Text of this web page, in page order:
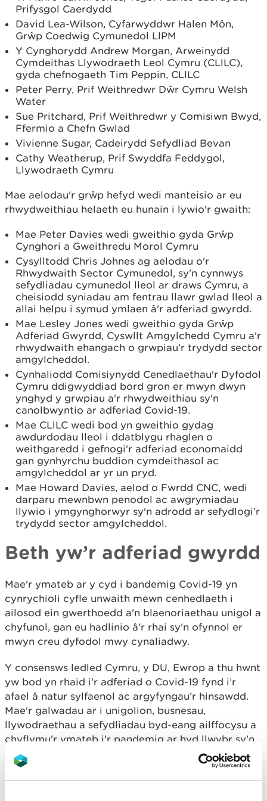
Prifysgol Caerdydd
David Lea-Wilson, Cyfarwyddwr Halen Môn,
Grŵp Coedwig Cymunedol LlPM
Y Cynghorydd Andrew Morgan, Arweinydd
Cymdeithas Llywodraeth Leol Cymru (CLlLC),
gyda chefnogaeth Tim Peppin, CLlLC
Peter Perry, Prif Weithredwr Dŵr Cymru Welsh
Water
Sue Pritchard, Prif Weithredwr y Comisiwn Bwyd,
Ffermio a Chefn Gwlad
Vivienne Sugar, Cadeirydd Sefydliad Bevan
Cathy Weatherup, Prif Swyddfa Feddygol,
Llywodraeth Cymru
Mae aelodau'r grŵp hefyd wedi manteisio ar eu
rhwydweithiau helaeth eu hunain i lywio'r gwaith:
Mae Peter Davies wedi gweithio gyda Grŵp
Cynghori a Gweithredu Morol Cymru
Cysylltodd Chris Johnes ag aelodau o'r
Rhwydwaith Sector Cymunedol, sy'n cynnwys
sefydliadau cymunedol lleol ar draws Cymru, a
cheisiodd syniadau am fentrau llawr gwlad lleol a
allai helpu i symud ymlaen â'r adferiad gwyrdd.
Mae Lesley Jones wedi gweithio gyda Grŵp
Adferiad Gwyrdd, Cyswllt Amgylchedd Cymru a'r
rhwydwaith ehangach o grwpiau’r trydydd sector
amgylcheddol.
Cynhaliodd Comisiynydd Cenedlaethau'r Dyfodol
Cymru ddigwyddiad bord gron er mwyn dwyn
ynghyd y grwpiau a'r rhwydweithiau sy'n
canolbwyntio ar adferiad Covid-19.
Mae CLlLC wedi bod yn gweithio gydag
awdurdodau lleol i ddatblygu rhaglen o
weithgaredd i gefnogi'r adferiad economaidd
gan gynhyrchu buddion cymdeithasol ac
amgylcheddol ar yr un pryd.
Mae Howard Davies, aelod o Fwrdd CNC, wedi
darparu mewnbwn penodol ac awgrymiadau
llywio i ymgynghorwyr sy'n adrodd ar sefydlogi’r
trydydd sector amgylcheddol.
Beth yw’r adferiad gwyrdd
Mae'r ymateb ar y cyd i bandemig Covid-19 yn
cynrychioli cyfle unwaith mewn cenhedlaeth i
ailosod ein gwerthoedd a'n blaenoriaethau unigol a
chyfunol, gan eu hadlinio â'r rhai sy'n ofynnol er
mwyn creu dyfodol mwy cynaliadwy.
Y consensws ledled Cymru, y DU, Ewrop a thu hwnt
yw bod yn rhaid i’r adferiad o Covid-19 fynd i’r
afael â natur sylfaenol ac argyfyngau’r hinsawdd.
Mae'r galwadau ar i unigolion, busnesau,
llywodraethau a sefydliadau byd-eang ailffocysu a
chyflymu'r ymateb i'r pandemig ar hyd llwybr sy'n
adfer natur yn ogystal â datgarboneiddio ein
heconomi wedi bod yn cynyddu mewn cryfder.